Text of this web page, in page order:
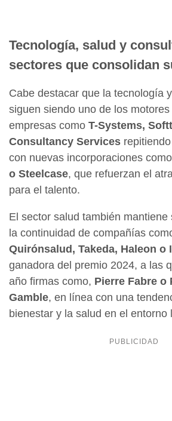
Tecnología, salud y
sectores que consolidan
Cabe destacar que la tecnología
siguen siendo uno de los
empresas como T-Systems,
Consultancy Services
con nuevas incorporaciones como
o Steelcase, que refuerzan el
para el talento.
El sector salud también mantiene
la continuidad de compañías
Quirónsalud, Takeda, Haleon o
ganadora del premio 2024, a las
año firmas como, Pierre Fabre o
Gamble, en línea con una
bienestar y la salud en el entorno